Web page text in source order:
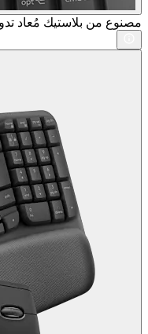
مصنوع من بلاستيك مُعاد